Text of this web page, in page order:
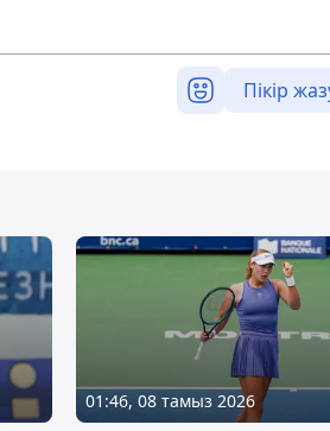
Пікір
01:46, 08 тамыз 2026